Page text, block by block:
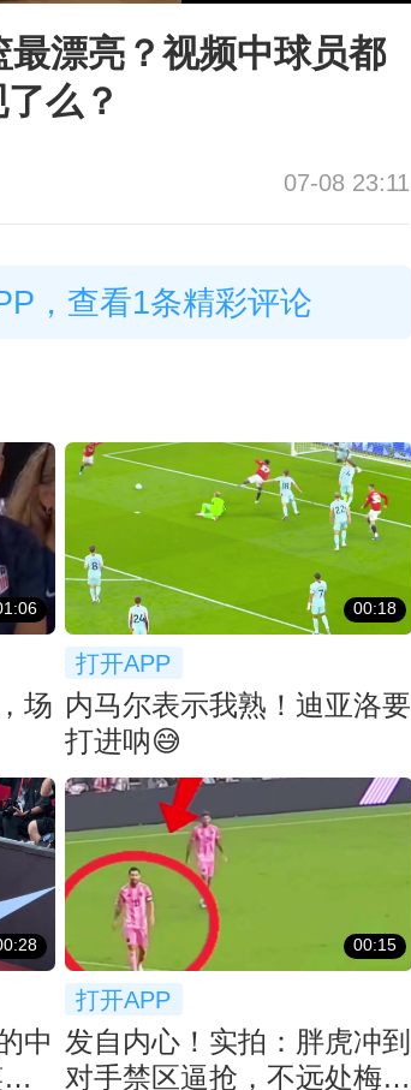
漂亮？视频中球员都
么？
07-08 23:11
，查看1条精彩评论
场
00:18
打开APP
内马尔表示我熟！迪亚洛要
打进呐😅
中
00:15
打开APP
发自内心！实拍：胖虎冲到
对手禁区逼抢，不远处梅西